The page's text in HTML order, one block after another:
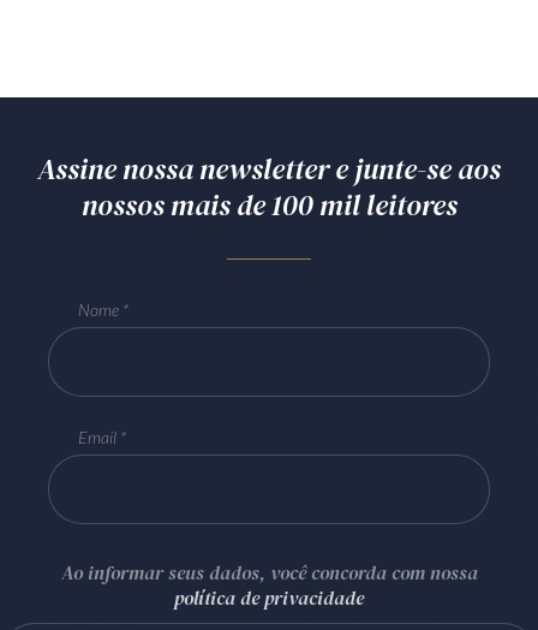
Assine nossa newsletter e junte-se aos
nossos mais de 100 mil leitores
Nome
Email
Ao informar seus dados, você concorda com nossa
política de privacidade